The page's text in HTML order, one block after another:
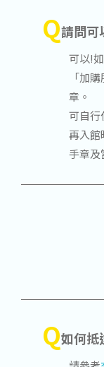
Q請問可
可以!
「加
章。
可自行
再入館
手章及
Q如何抵